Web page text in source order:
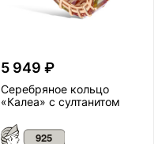
5 949 ₽
Серебряное кольцо
«Калеа» с султанитом